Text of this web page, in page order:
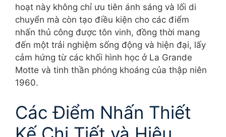
hoạt này không chỉ ưu tiên ánh sáng và lối di
chuyển mà còn tạo điều kiện cho các điểm
nhấn thủ công được tôn vinh, đồng thời mang
đến một trải nghiệm sống động và hiện đại, lấy
cảm hứng từ các khối hình học ở La Grande
Motte và tinh thần phóng khoáng của thập niên
1960.
Các Điểm Nhấn Thiết